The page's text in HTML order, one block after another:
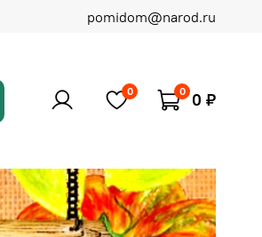
pomidom@narod.ru
0 0 0 ₽